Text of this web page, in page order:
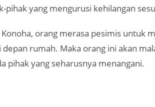
pihak yang mengurusi kehilangan
orang merasa pesimis untuk
rumah. Maka orang ini akan
pihak yang seharusnya menangani.